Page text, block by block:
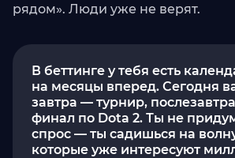
рядом». Люди уже не верят.
В беттинге у тебя есть
на месяцы вперед. Сегодня
завтра — турнир,
финал по Dota 2. Ты не
спрос — ты садишься на
которые уже интересуют